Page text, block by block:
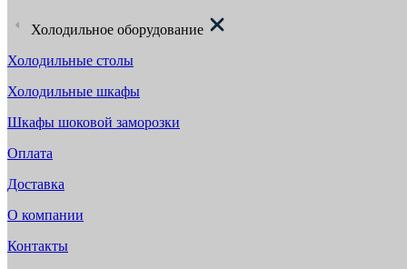
Холодильное оборудование
Холодильные столы
Холодильные шкафы
Шкафы шоковой заморозки
Оплата
Доставка
О компании
Контакты